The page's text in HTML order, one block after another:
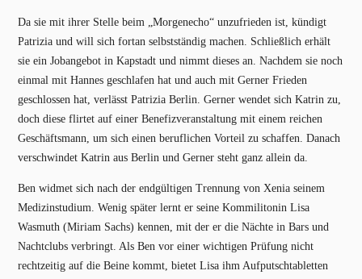
Da sie mit ihrer Stelle beim „Morgenecho“ unzufrieden ist, kündigt
Patrizia und will sich fortan selbstständig machen. Schließlich erhält
sie ein Jobangebot in Kapstadt und nimmt dieses an. Nachdem sie noch
einmal mit Hannes geschlafen hat und auch mit Gerner Frieden
geschlossen hat, verlässt Patrizia Berlin. Gerner wendet sich Katrin zu,
doch diese flirtet auf einer Benefizveranstaltung mit einem reichen
Geschäftsmann, um sich einen beruflichen Vorteil zu schaffen. Danach
verschwindet Katrin aus Berlin und Gerner steht ganz allein da.
Ben widmet sich nach der endgültigen Trennung von Xenia seinem
Medizinstudium. Wenig später lernt er seine Kommilitonin Lisa
Wasmuth (Miriam Sachs) kennen, mit der er die Nächte in Bars und
Nachtclubs verbringt. Als Ben vor einer wichtigen Prüfung nicht
rechtzeitig auf die Beine kommt, bietet Lisa ihm Aufputschtabletten